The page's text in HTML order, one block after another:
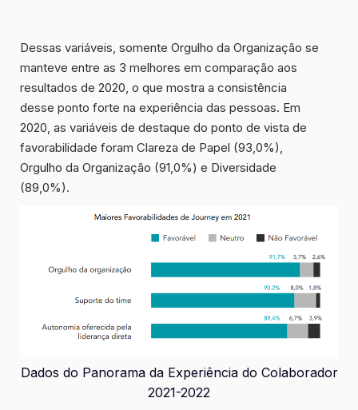
Dessas variáveis, somente Orgulho da Organização se
manteve entre as 3 melhores em comparação aos
resultados de 2020, o que mostra a consistência
desse ponto forte na experiência das pessoas. Em
2020, as variáveis de destaque do ponto de vista de
favorabilidade foram Clareza de Papel (93,0%),
Orgulho da Organização (91,0%) e Diversidade
(89,0%).
Dados do Panorama da Experiência do Colaborador
2021-2022